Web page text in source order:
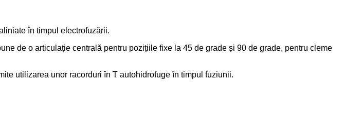
în timpul electrofuzării.
de o articulație centrală pentru pozițiile fixe la 45 de grade și 90 de grade, pentru cleme
utilizarea unor racorduri în T autohidrofuge în timpul fuziunii.